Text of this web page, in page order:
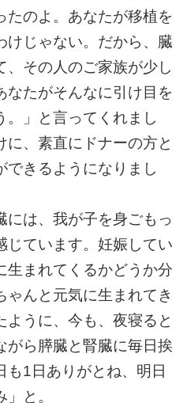
たのよ。あなたが移植を
けじゃない。だから、臓
、その人のご家族が少し
なたがそんなに引け目を
。」と言ってくれまし
に、素直にドナーの方と
できるようになりまし
には、我が子を身ごもっ
じています。妊娠してい
生まれてくるかどうか分
ゃんと元気に生まれてき
ように、今も、夜寝ると
がら膵臓と腎臓に毎日挨
も1日ありがとね、明日
と。